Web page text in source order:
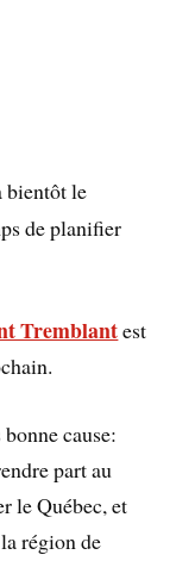
bientôt le
de planifier
Tremblantest
cause:
part au
le Québec, et
région de